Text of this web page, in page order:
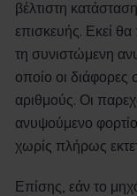
βέλτιστη
επισκευής. Εκεί θα
τη συνιστώμενη
οποίο οι
αριθμούς. Οι
ανυψούμενο φορτίο
χωρίς πλήρως
Επίσης, εάν το